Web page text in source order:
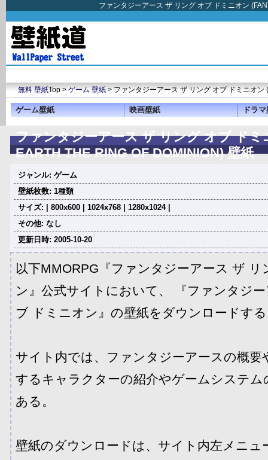
ファンタジーアース ザ リング オブ ドミニオン
無料 壁紙Top >ゲーム 壁紙> ファンタジーアース ザ リング オブ ドミニオン
ゲーム壁紙 映画壁紙 ドラ
ファンタジーアース ザ リング オブ ドミ
EARTH THE RING OF DOMINION) 壁紙
ジャンル: ゲーム
壁紙枚数: 1種類
サイズ: | 800x600 | 1024x768 | 1280x1024 |
その他: なし
更新日時: 2005-10-20
以下MMORPG『ファンタジーアース ザ
ン』公式サイトにおいて、 『ファンタジ
ブ ドミニオン』の壁紙をダウンロードす
サイト内では、ファンタジーアースの概要
するキャラクターの紹介やゲームシステム
ある。
壁紙のダウンロードは、サイト内左メニュ